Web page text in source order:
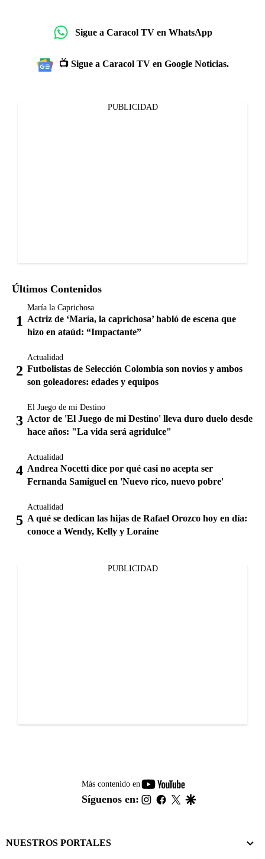
Sigue a Caracol TV en WhatsApp
📺 Sigue a Caracol TV en Google Noticias.
PUBLICIDAD
Últimos Contenidos
María la Caprichosa
Actriz de ‘María, la caprichosa’ habló de escena que
hizo en ataúd: “Impactante”
Actualidad
Futbolistas de Selección Colombia son novios y ambos
son goleadores: edades y equipos
El Juego de mi Destino
Actor de 'El Juego de mi Destino' lleva duro duelo desde
hace años: "La vida será agridulce"
Actualidad
Andrea Nocetti dice por qué casi no acepta ser
Fernanda Samiguel en 'Nuevo rico, nuevo pobre'
Actualidad
A qué se dedican las hijas de Rafael Orozco hoy en día:
conoce a Wendy, Kelly y Loraine
PUBLICIDAD
Más contenido en
youtube-
footer
Síguenos en: instagram
facebook
twitter
NUESTROS PORTALES